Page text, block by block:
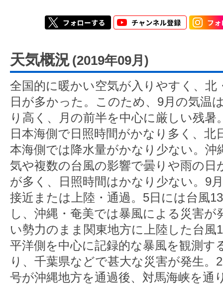
天気概況 (2019年09月)
全国的に暖かい空気が入りやすく、北
日が多かった。このため、9月の気温
り高く、月の前半を中心に厳しい残暑
日本海側で日照時間がかなり多く、北
本海側では降水量がかなり少ない。沖
気や複数の台風の影響で曇りや雨の日
が多く、日照時間はかなり少ない。9
接近または上陸・通過。5日には台風
し、沖縄・奄美では暴風による災害が
い勢力のまま関東地方に上陸した台風
平洋側を中心に記録的な暴風を観測す
り、千葉県などで甚大な災害が発生。
号が沖縄地方を通過後、対馬海峡を通